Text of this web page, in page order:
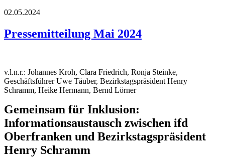
02.05.2024
Pressemitteilung Mai 2024
v.l.n.r.: Johannes Kroh, Clara Friedrich, Ronja Steinke,
Geschäftsführer Uwe Täuber, Bezirkstagspräsident Henry
Schramm, Heike Hermann, Bernd Lörner
Gemeinsam für Inklusion:
Informationsaustausch zwischen ifd
Oberfranken und Bezirkstagspräsident
Henry Schramm